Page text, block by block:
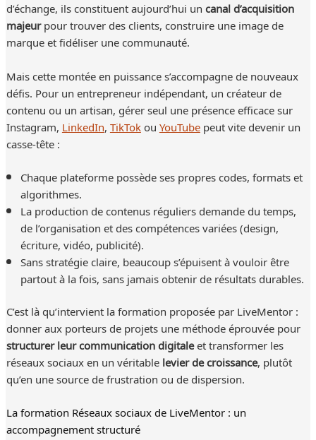
d’échange, ils constituent aujourd’hui uncanal d’acquisition
majeurpour trouver des clients, construire une image de
marque et fidéliser une communauté.
Mais cette montée en puissance s’accompagne de nouveaux
défis. Pour un entrepreneur indépendant, un créateur de
contenu ou un artisan, gérer seul une présence efficace sur
Instagram, LinkedIn,TikTokouYouTubepeut vite devenir un
casse-tête :
Chaque plateforme possède ses propres codes, formats et
algorithmes.
La production de contenus réguliers demande du temps,
de l’organisation et des compétences variées (design,
écriture, vidéo, publicité).
Sans stratégie claire, beaucoup s’épuisent à vouloir être
partout à la fois, sans jamais obtenir de résultats durables.
C’est là qu’intervient la formation proposée par LiveMentor :
donner aux porteurs de projets une méthode éprouvée pour
structurer leur communication digitaleet transformer les
réseaux sociaux en un véritablelevier de croissance, plutôt
qu’en une source de frustration ou de dispersion.
La formation Réseaux sociaux de LiveMentor : un
accompagnement structuré